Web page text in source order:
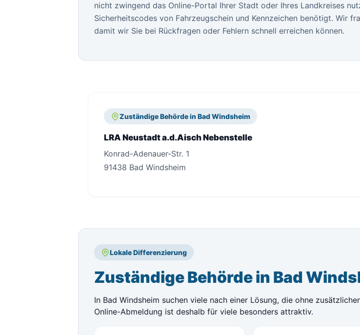
nicht zwingend das Online-Portal Ihrer Stadt oder Ihres Landkreises
Sicherheitscodes von Fahrzeugschein und Kennzeichen benötigt. Wir
damit wir Sie bei Rückfragen oder Fehlern schnell erreichen können.
Zuständige Behörde in Bad Windsheim
LRA Neustadt a.d.Aisch Nebenstelle
Konrad-Adenauer-Str. 1
91438 Bad Windsheim
Lokale Differenzierung
Zuständige Behörde in Bad
In Bad Windsheim suchen viele nach einer Lösung, die ohne
Online-Abmeldung ist deshalb für viele besonders attraktiv.